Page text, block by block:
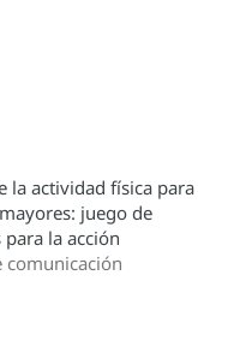
la actividad física para
juego de
la acción
comunicación